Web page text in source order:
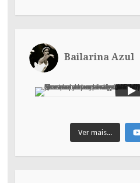
Bailarina Azul
Ver mais...